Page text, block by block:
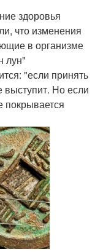
здоровья
что изменения
в организме
лун"
"если принять
выступит. Но если
покрывается